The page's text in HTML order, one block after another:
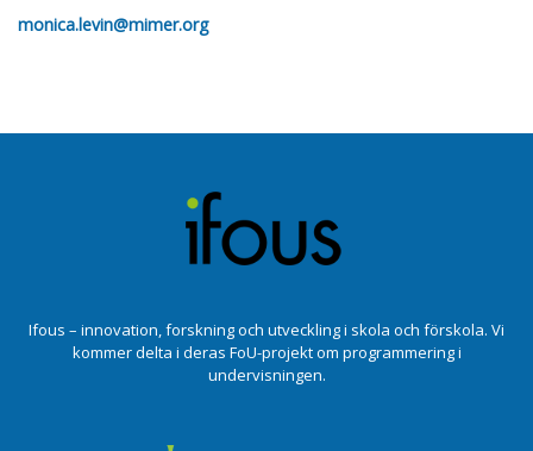
monica.levin@mimer.org
Ifous – innovation, forskning och utveckling i skola och förskola. Vi
kommer delta i deras FoU-projekt om programmering i
undervisningen.